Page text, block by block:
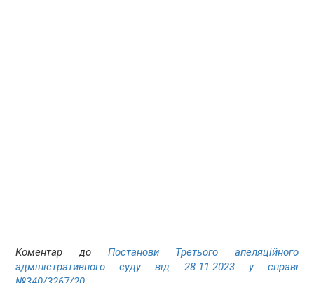
Коментар до Постанови Третього апеляційного
адміністративного суду від 28.11.2023 у справі